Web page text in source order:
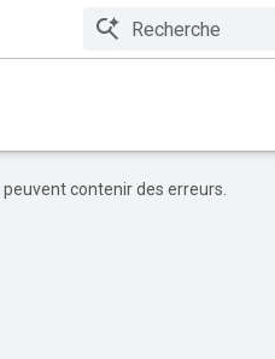
contenir des erreurs.